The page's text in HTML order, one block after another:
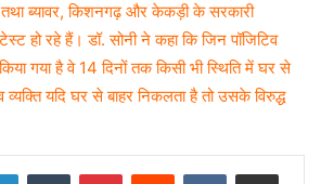
ब्यावर, किशनगढ़ और केकड़ी के सरकारी
हो रहे हैं। डॉ. सोनी ने कहा कि जिन पॉजिटिव
गया है वे 14 दिनों तक किसी भी स्थिति में घर से
व्यक्ति यदि घर से बाहर निकलता है तो उसके विरुद्ध
LinkedInTumblr PinterestReddit VKontakteShare via Email